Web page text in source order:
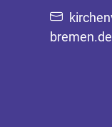
bremen.de